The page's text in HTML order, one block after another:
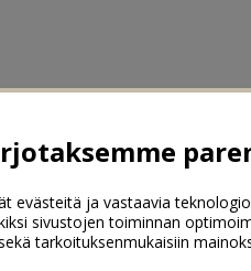
evästeitä ja vastaavia
sivustojen toiminnan
tarkoituksenmukaisiin